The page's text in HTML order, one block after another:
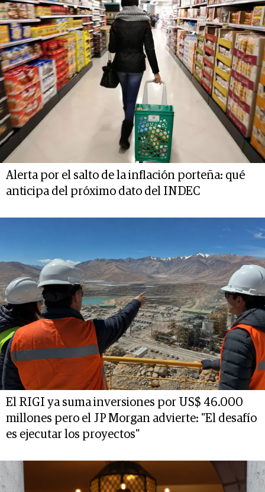
Alerta por el salto de la inflación porteña: qué
anticipa del próximo dato del INDEC
El RIGI ya suma inversiones por US$ 46.000
millones pero el JP Morgan advierte: "El desafío
es ejecutar los proyectos"